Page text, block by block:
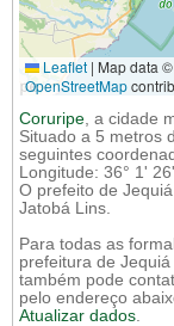
Leaflet | Map data ©
OpenStreetMap
Coruripe, a cidade
Situado a 5 metros
seguintes
Longitude: 36° 1'
O prefeito de
Jatobá Lins.
Para todas as
prefeitura de
também pode
pelo endereço
Atualizar dados.